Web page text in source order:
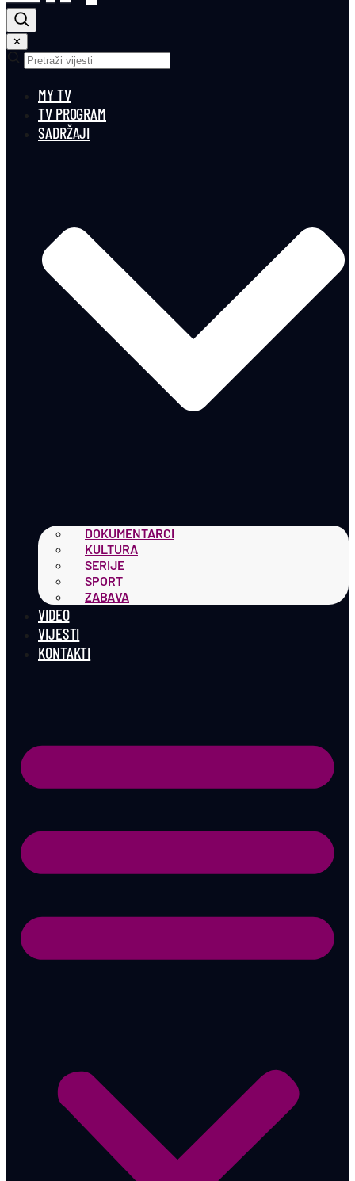
✕
MY TV
TV PROGRAM
SADRŽAJI
DOKUMENTARCI
KULTURA
SERIJE
SPORT
ZABAVA
VIDEO
VIJESTI
KONTAKTI